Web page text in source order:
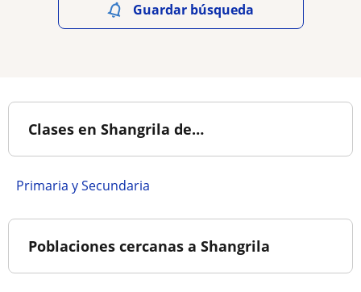
Guardar búsqueda
Clases en Shangrila de…
Primaria y Secundaria
Poblaciones cercanas a Shangrila